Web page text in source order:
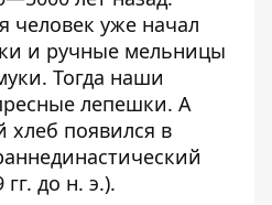
человек уже начал
и ручные мельницы
Тогда наши
лепешки. А
появился в
до н. э.).